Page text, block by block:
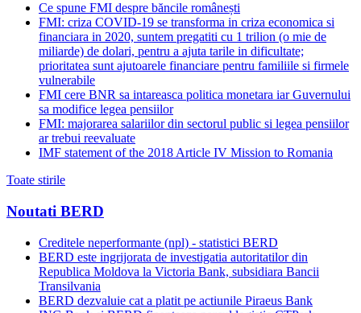
Ce spune FMI despre băncile românești
FMI: criza COVID-19 se transforma in criza economica si
financiara in 2020, suntem pregatiti cu 1 trilion (o mie de
miliarde) de dolari, pentru a ajuta tarile in dificultate;
prioritatea sunt ajutoarele financiare pentru familiile si firmele
vulnerabile
FMI cere BNR sa intareasca politica monetara iar Guvernului
sa modifice legea pensiilor
FMI: majorarea salariilor din sectorul public si legea pensiilor
ar trebui reevaluate
IMF statement of the 2018 Article IV Mission to Romania
Toate stirile
Noutati BERD
Creditele neperformante (npl) - statistici BERD
BERD este ingrijorata de investigatia autoritatilor din
Republica Moldova la Victoria Bank, subsidiara Bancii
Transilvania
BERD dezvaluie cat a platit pe actiunile Piraeus Bank